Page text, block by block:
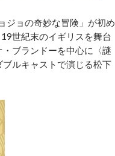
ジョの奇妙な冒険」が初め
世紀末のイギリスを舞台
ブランドーを中心に〈謎
ルキャストで演じる松下